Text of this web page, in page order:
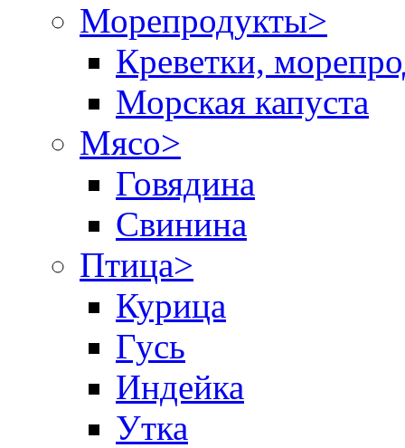
Морепродукты>
Креветки,
Морская капуста
Мясо>
Говядина
Свинина
Птица>
Курица
Гусь
Индейка
Утка